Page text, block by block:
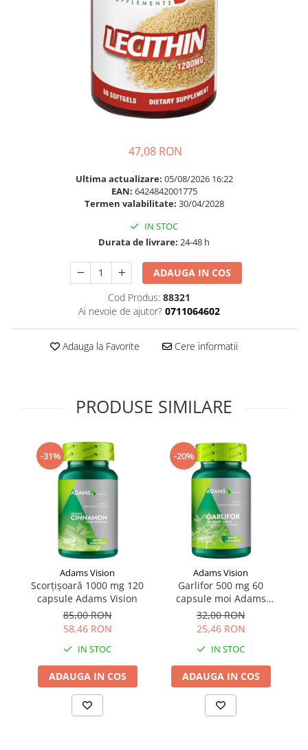
Probiotice si prebiotice
Slabire si control greutate
Supliment Vitamina B
Supliment Vitamina C
Supliment Vitamina E
Tuse gat si respiratie
Balsam masca si tratament
Produse cu SPF Pentru Fata
47,08 RON
Ultima actualizare: 05/08/2026 16:22
EAN: 6424842001775
Termen valabilitate: 30/04/2028
IN STOC
Durata de livrare: 24-48 h
ADAUGA IN COS
Cod Produs: 88321
Ai nevoie de ajutor? 0711064602
Adauga la Favorite Cere informatii
PRODUSE SIMILARE
-31%
Adams Vision
Scorțișoară 1000 mg 120
capsule Adams Vision
85,00 RON
58,46 RON
IN STOC
ADAUGA IN COS
-20%
Adams Vision
Garlifor 500 mg 60
capsule moi Adams
Vision
32,00 RON
25,46 RON
IN STOC
ADAUGA IN COS